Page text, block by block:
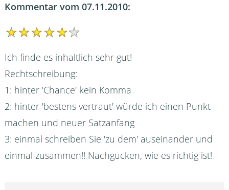
Kommentar vom 07.11.2010:
Ich finde es inhaltlich sehr gut!
Rechtschreibung:
1: hinter 'Chance' kein Komma
2: hinter 'bestens vertraut' würde ich einen Punkt
machen und neuer Satzanfang
3: einmal schreiben Sie 'zu dem' auseinander und
einmal zusammen!! Nachgucken, wie es richtig ist!